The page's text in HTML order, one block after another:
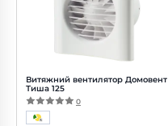
Витяжний вентилятор Домовент
Тиша 125
0